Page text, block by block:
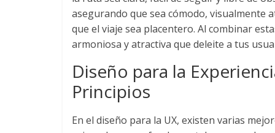
Mercadeo
en
Colombia
|
asegurando que sea cómodo, visualmente
que el viaje sea placentero. Al combinar
armoniosa y atractiva que deleite a tus
Diseño para la
Principios
En el diseño para la UX, existen varias